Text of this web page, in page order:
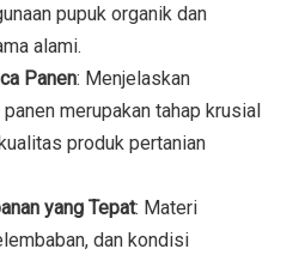
pupuk organik dan
alami.
Panen: Menjelaskan
merupakan tahap krusial
produk pertanian
yang Tepat: Materi
dan kondisi